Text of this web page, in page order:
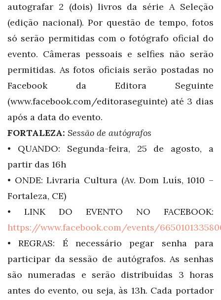
autografar 2 (dois) livros da série A Seleção
(edição nacional). Por questão de tempo, fotos
só serão permitidas com o fotógrafo oficial do
evento. Câmeras pessoais e selfies não serão
permitidas. As fotos oficiais serão postadas no
Facebook da Editora Seguinte
(www.facebook.com/editoraseguinte) até 3 dias
após a data do evento.
FORTALEZA: Sessão de autógrafos
• QUANDO: Segunda-feira, 25 de agosto, a
partir das 16h
• ONDE: Livraria Cultura (Av. Dom Luís, 1010 –
Fortaleza, CE)
• LINK DO EVENTO NO FACEBOOK:
https://www.facebook.com/events/
• REGRAS: É necessário pegar senha para
participar da sessão de autógrafos. As senhas
são numeradas e serão distribuídas 3 horas
antes do evento, ou seja, às 13h. Cada portador